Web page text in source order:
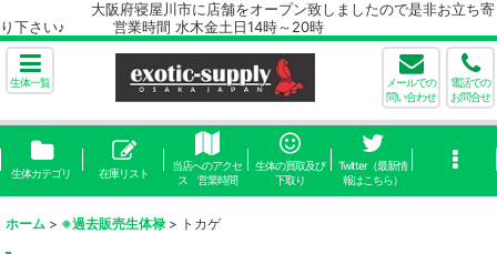
大阪府寝屋川市に店舗をオープン致しましたので是非お立ち寄
り下さい♪ 営業時間 水木金土日14時～20時
生体一覧
メールでの
問い合わせ
電話での
お問合せ
生体カテゴリ 在庫リスト
当店へのアクセ
ス 営業時間
生体の買取及び
下取り
Twitter（最新情
報はこちら）
ホーム > ※過去販売生体禄 > トカゲ